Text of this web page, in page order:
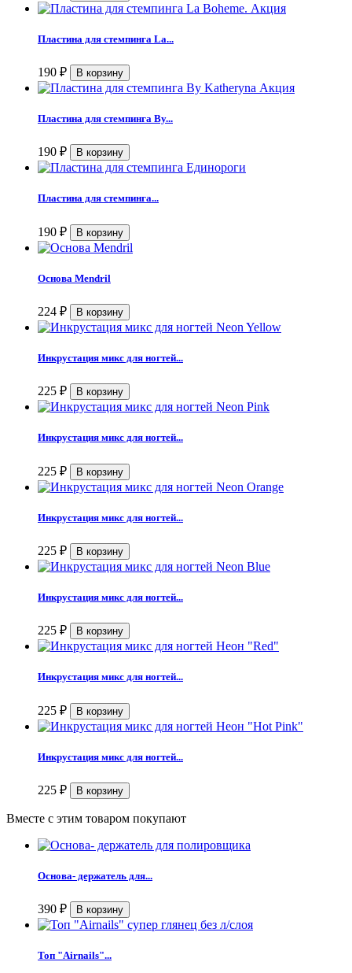
Пластина для стемпинга La...
190 ₽
Пластина для стемпинга By...
190 ₽
Пластина для стемпинга...
190 ₽
Основа Mendril
224 ₽
Инкрустация микс для ногтей...
225 ₽
Инкрустация микс для ногтей...
225 ₽
Инкрустация микс для ногтей...
225 ₽
Инкрустация микс для ногтей...
225 ₽
Инкрустация микс для ногтей...
225 ₽
Инкрустация микс для ногтей...
225 ₽
Вместе с этим товаром покупают
Основа- держатель для...
390 ₽
Топ "Airnails"...